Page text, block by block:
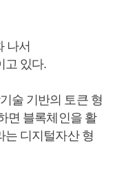
나서
고 있다.
술 기반의 토큰 형
면 블록체인을 활
는 디지털자산 형